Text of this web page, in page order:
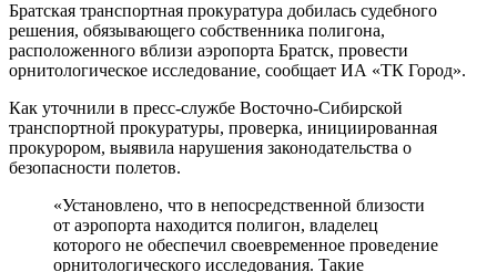
Братская транспортная прокуратура добилась судебного
решения, обязывающего собственника полигона,
расположенного вблизи аэропорта Братск, провести
орнитологическое исследование, сообщает ИА «ТК Город».
Как уточнили в пресс-службе Восточно-Сибирской
транспортной прокуратуры, проверка, инициированная
прокурором, выявила нарушения законодательства о
безопасности полетов.
«Установлено, что в непосредственной близости
от аэропорта находится полигон, владелец
которого не обеспечил своевременное проведение
орнитологического исследования. Такие